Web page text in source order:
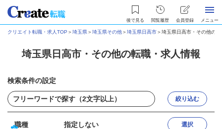
後で見る 閲覧履歴 会員登録 メニュー
クリエイト転職・求人TOP ＞埼玉県＞埼玉県その他＞埼玉県日高市＞埼玉県日高市・その他の
埼玉県日高市・その他の転職・求人情報
検索条件の設定
絞り込む
職種 指定しない 選択